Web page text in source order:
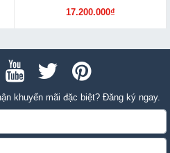
17.200.000₫
khuyến mãi đặc biệt? Đăng ký ngay.